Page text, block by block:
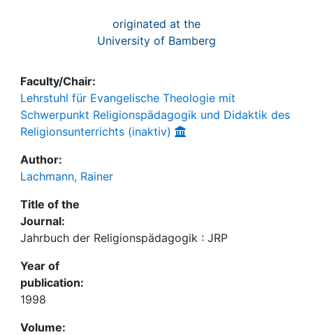
originated at the
University of Bamberg
Faculty/Chair:
Lehrstuhl für Evangelische Theologie mit
Schwerpunkt Religionspädagogik und Didaktik des
Religionsunterrichts (inaktiv)
Author:
Lachmann, Rainer
Title of the
Journal:
Jahrbuch der Religionspädagogik : JRP
Year of
publication:
1998
Volume: